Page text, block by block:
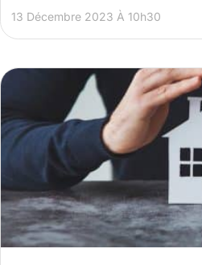
13 Décembre 2023 À 10h30